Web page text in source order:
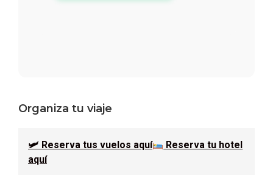
Barra
principal
Organiza tu viaje
🛩 Reserva tus vuelos aquí
Reserva tu hotel
aquí